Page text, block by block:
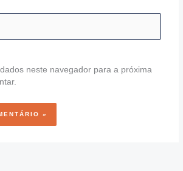
neste navegador para a próxima